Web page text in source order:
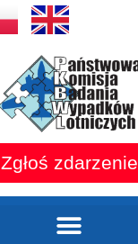
Zgłoś zdarzenie